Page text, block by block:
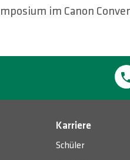
im Canon
Karriere
Schüler